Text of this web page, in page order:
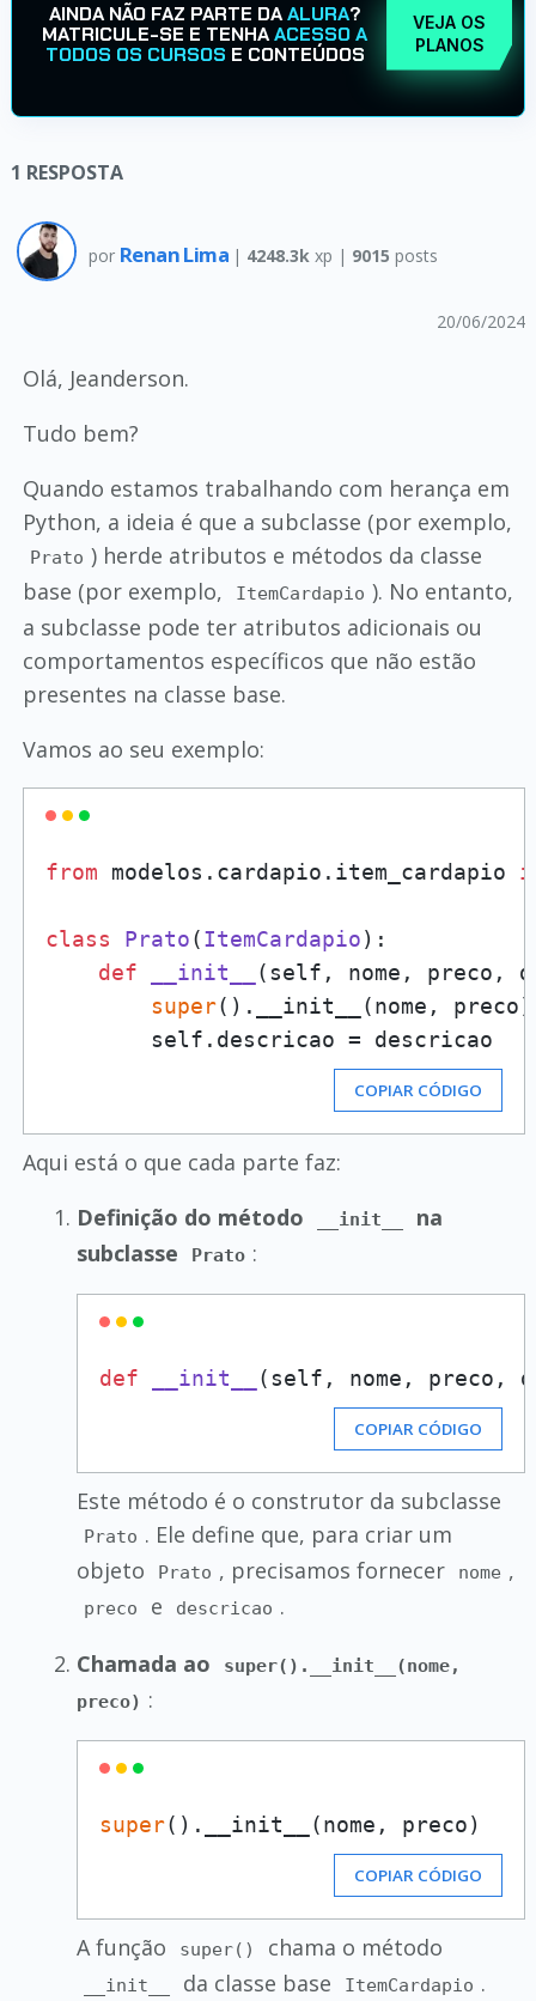
AINDA NÃO FAZ PARTE DAALURA?
MATRICULE-SE E TENHAACESSO A
TODOS OS CURSOS E CONTEÚDOS
VEJA OS
PLANOS
1 RESPOSTA
por Renan Lima | 4248.3k xp | 9015 posts
20/06/2024
Olá, Jeanderson.
Tudo bem?
Quando estamos trabalhando com herança em
Python, a ideia é que a subclasse (por exemplo,
Prato ) herde atributos e métodos da classe
base (por exemplo,
ItemCardapio ). No entanto,
a subclasse pode ter atributos adicionais ou
comportamentos específicos que não estão
presentes na classe base.
Vamos ao seu exemplo:
from modelos.cardapio.item_cardapio
class Prato(ItemCardapio):
def
__init__ (self, nome, preco,
super().__init__(nome, preco)
COPIAR CÓDIGO
Aqui está o que cada parte faz:
Definição do método
__init__
na
subclasse
Prato :
def __init__ (self, nome, preco,
COPIAR CÓDIGO
Este método é o construtor da subclasse
Prato . Ele define que, para criar um
objeto
Prato , precisamos fornecer nome ,
preco e descricao .
Chamada ao
super().__init__(nome,
preco) :
super
COPIAR CÓDIGO
A função super() chama o método
__init__ da classe base ItemCardapio .